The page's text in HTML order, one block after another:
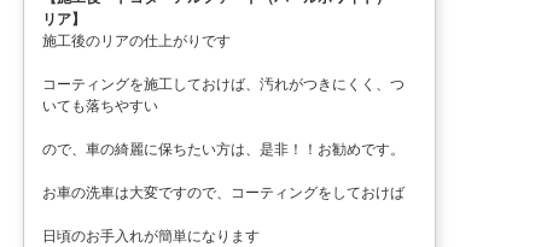
リア】
施工後のリアの仕上がりです
コーティングを施工しておけば、汚れがつきにくく、つ
いても落ちやすい
ので、車の綺麗に保ちたい方は、是非！！お勧めです。
お車の洗車は大変ですので、コーティングをしておけば
日頃のお手入れが簡単になります